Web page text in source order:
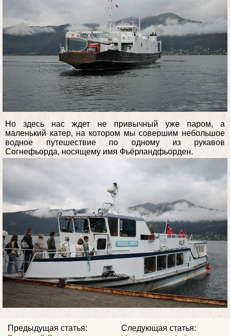
Но здесь нас ждет не привычный уже паром, а
маленький катер, на котором мы совершим небольшое
водное путешествие по одному из рукавов
Согнефьорда, носящему имя Фьёрландфьорден.
Следующая статья:
Предыдущая статья: